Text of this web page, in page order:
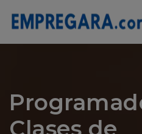
Clases de